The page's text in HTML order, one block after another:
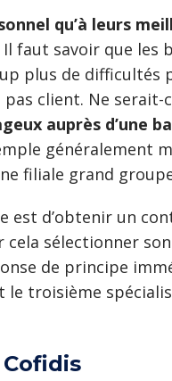
qu’à leurs
faut savoir que les
plus de difficultés
client. Ne serait-
auprès d’une
généralement
filiale grand
est d’obtenir un
sélectionner
de principe
troisième